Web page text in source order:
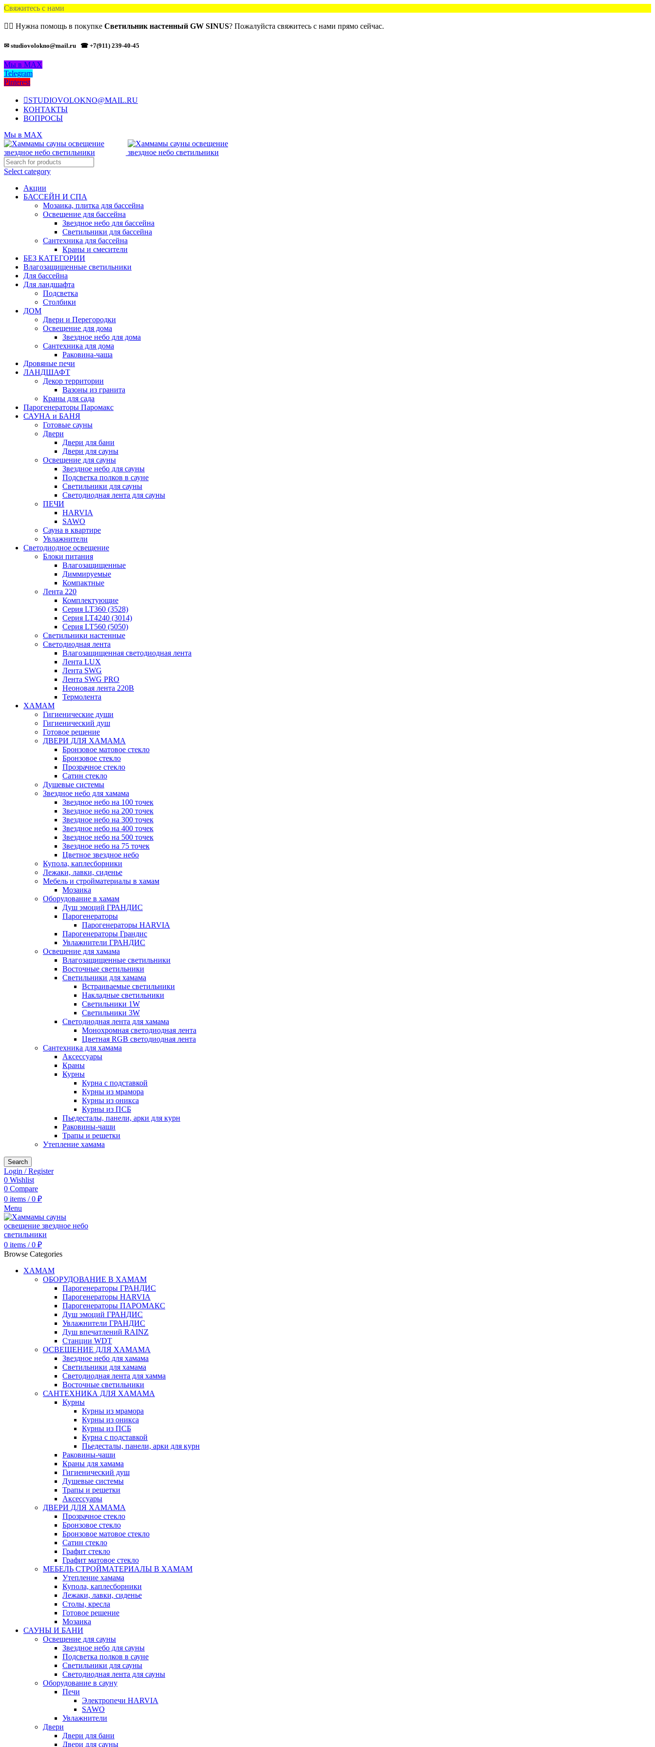
Свяжитесь с нами
🙋‍♂️ Нужна помощь в покупке Светильник настенный GW SINUS? Пожалуйста свяжитесь с нами прямо сейчас.
✉ studiovolokno@mail.ru ☎ +7(911) 239-40-45
Мы в MAX
Telegram
Pinterest
STUDIOVOLOKNO@MAIL.RU
КОНТАКТЫ
ВОПРОСЫ
Мы в MAX
Select category
Акции
БАССЕЙН И СПА
Мозаика, плитка для бассейна
Освещение для бассейна
Звездное небо для бассейна
Светильники для бассейна
Сантехника для бассейна
Краны и смесители
БЕЗ КАТЕГОРИИ
Влагозащищенные светильники
Для бассейна
Для ландшафта
Подсветка
Столбики
ДОМ
Двери и Перегородки
Освещение для дома
Звездное небо для дома
Сантехника для дома
Раковина-чаша
Дровяные печи
ЛАНДШАФТ
Декор территории
Вазоны из гранита
Краны для сада
Парогенераторы Паромакс
САУНА и БАНЯ
Готовые сауны
Двери
Двери для бани
Двери для сауны
Освещение для сауны
Звездное небо для сауны
Подсветка полков в сауне
Светильники для сауны
Светодиодная лента для сауны
ПЕЧИ
HARVIA
SAWO
Сауна в квартире
Увлажнители
Светодиодное освещение
Блоки питания
Влагозащищенные
Диммируемые
Компактные
Лента 220
Комплектующие
Серия LT360 (3528)
Серия LT4240 (3014)
Серия LT560 (5050)
Светильники настенные
Светодиодная лента
Влагозащищенная светодиодная лента
Лента LUX
Лента SWG
Лента SWG PRO
Неоновая лента 220В
Термолента
ХАМАМ
Гигиенические души
Гигиенический душ
Готовое решение
ДВЕРИ ДЛЯ ХАМАМА
Бронзовое матовое стекло
Бронзовое стекло
Прозрачное стекло
Сатин стекло
Душевые системы
Звездное небо для хамама
Звездное небо на 100 точек
Звездное небо на 200 точек
Звездное небо на 300 точек
Звездное небо на 400 точек
Звездное небо на 500 точек
Звездное небо на 75 точек
Цветное звездное небо
Купола, каплесборники
Лежаки, лавки, сиденье
Мебель и стройматериалы в хамам
Мозаика
Оборудование в хамам
Душ эмоций ГРАНДИС
Парогенераторы
Парогенераторы HARVIA
Парогенераторы Грандис
Увлажнители ГРАНДИС
Освещение для хамама
Влагозащищенные светильники
Восточные светильники
Светильники для хамама
Встраиваемые светильники
Накладные светильники
Светильники 1W
Светильники 3W
Светодиодная лента для хамама
Монохромная светодиодная лента
Цветная RGB светодиодная лента
Сантехника для хамама
Аксессуары
Краны
Курны
Курна с подставкой
Курны из мрамора
Курны из оникса
Курны из ПСБ
Пьедесталы, панели, арки для курн
Раковины-чаши
Трапы и решетки
Утепление хамама
Search
Login / Register
0 Wishlist
0 Compare
0 items / 0 ₽
Menu
0 items / 0 ₽
Browse Categories
ХАМАМ
ОБОРУДОВАНИЕ В ХАМАМ
Парогенераторы ГРАНДИС
Парогенераторы HARVIA
Парогенераторы ПАРОМАКС
Душ эмоций ГРАНДИС
Увлажнители ГРАНДИС
Душ впечатлений RAINZ
Станции WDT
ОСВЕЩЕНИЕ ДЛЯ ХАМАМА
Звездное небо для хамама
Светильники для хамама
Светодиодная лента для хамма
Восточные светильники
САНТЕХНИКА ДЛЯ ХАМАМА
Курны
Курны из мрамора
Курны из оникса
Курны из ПСБ
Курна с подставкой
Пьедесталы, панели, арки для курн
Раковины-чаши
Краны для хамама
Гигиенический душ
Душевые системы
Трапы и решетки
Аксессуары
ДВЕРИ ДЛЯ ХАМАМА
Прозрачное стекло
Бронзовое стекло
Бронзовое матовое стекло
Сатин стекло
Графит стекло
Графит матовое стекло
МЕБЕЛЬ СТРОЙМАТЕРИАЛЫ В ХАМАМ
Утепление хамама
Купола, каплесборники
Лежаки, лавки, сиденье
Столы, кресла
Готовое решение
Мозаика
САУНЫ И БАНИ
Освещение для сауны
Звездное небо для сауны
Подсветка полков в сауне
Светильники для сауны
Светодиодная лента для сауны
Оборудование в сауну
Печи
Электропечи HARVIA
SAWO
Увлажнители
Двери
Двери для бани
Двери для сауны